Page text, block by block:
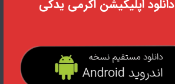
دانلود اپلیکیشن اکرمی یدکی